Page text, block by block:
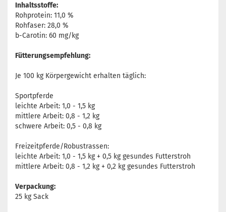
Inhaltsstoffe:
Rohprotein: 11,0 %
Rohfaser: 28,0 %
b-Carotin: 60 mg/kg
Fütterungsempfehlung:
Je 100 kg Körpergewicht erhalten täglich:
Sportpferde
leichte Arbeit: 1,0 - 1,5 kg
mittlere Arbeit: 0,8 - 1,2 kg
schwere Arbeit: 0,5 - 0,8 kg
Freizeitpferde/Robustrassen:
leichte Arbeit: 1,0 - 1,5 kg + 0,5 kg gesundes Futterstroh
mittlere Arbeit: 0,8 - 1,2 kg + 0,2 kg gesundes Futterstroh
Verpackung:
25 kg Sack